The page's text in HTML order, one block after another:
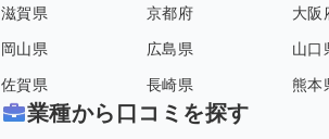
滋賀県 京都府 大阪
岡山県 広島県 山口
佐賀県 長崎県 熊本
業種から口コミを探す